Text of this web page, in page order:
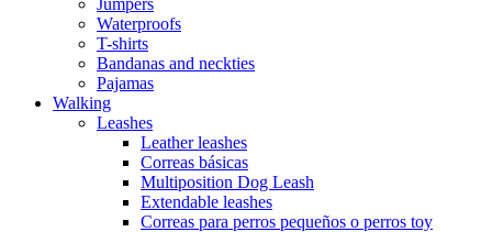
Jumpers
Waterproofs
T-shirts
Bandanas and neckties
Pajamas
Walking
Leashes
Leather leashes
Correas básicas
Multiposition Dog Leash
Extendable leashes
Correas para perros pequeños o perros toy